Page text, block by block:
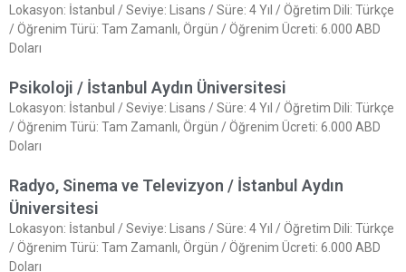
Lokasyon: İstanbul / Seviye: Lisans / Süre: 4 Yıl / Öğretim Dili: Türkçe
/ Öğrenim Türü: Tam Zamanlı, Örgün / Öğrenim Ücreti: 6.000 ABD
Doları
Psikoloji / İstanbul Aydın Üniversitesi
Lokasyon: İstanbul / Seviye: Lisans / Süre: 4 Yıl / Öğretim Dili: Türkçe
/ Öğrenim Türü: Tam Zamanlı, Örgün / Öğrenim Ücreti: 6.000 ABD
Doları
Radyo, Sinema ve Televizyon / İstanbul Aydın
Üniversitesi
Lokasyon: İstanbul / Seviye: Lisans / Süre: 4 Yıl / Öğretim Dili: Türkçe
/ Öğrenim Türü: Tam Zamanlı, Örgün / Öğrenim Ücreti: 6.000 ABD
Doları